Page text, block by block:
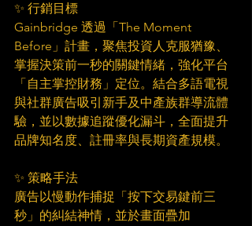
✨ 行銷目標
Gainbridge 透過「The Moment
Before」計畫，聚焦投資人克服猶豫、
掌握決策前一秒的關鍵情緒，強化平台
「自主掌控財務」定位。結合多語電視
與社群廣告吸引新手及中產族群導流體
驗，並以數據追蹤優化漏斗，全面提升
品牌知名度、註冊率與長期資產規模。
✨ 策略手法
廣告以慢動作捕捉「按下交易鍵前三
秒」的糾結神情，並於畫面疊加